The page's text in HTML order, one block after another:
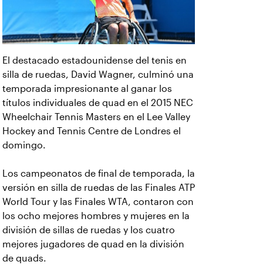
El destacado estadounidense del tenis en
silla de ruedas, David Wagner, culminó una
temporada impresionante al ganar los
títulos individuales de quad en el 2015 NEC
Wheelchair Tennis Masters en el Lee Valley
Hockey and Tennis Centre de Londres el
domingo.
Los campeonatos de final de temporada, la
versión en silla de ruedas de las Finales ATP
World Tour y las Finales WTA, contaron con
los ocho mejores hombres y mujeres en la
división de sillas de ruedas y los cuatro
mejores jugadores de quad en la división
de quads.